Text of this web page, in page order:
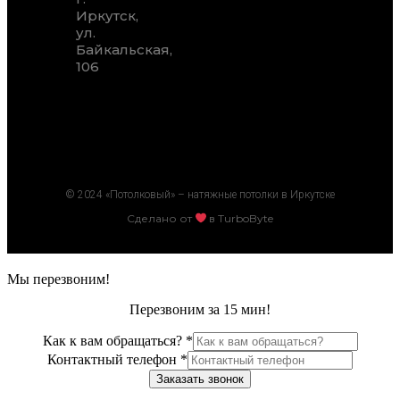
Иркутск,
ул.
Байкальская,
106
© 2024 «Потолковый» – натяжные потолки в Иркутске
Сделано от в TurboByte
Мы перезвоним!
Перезвоним за 15 мин!
Как к вам обращаться? *
Контактный телефон *
Заказать звонок